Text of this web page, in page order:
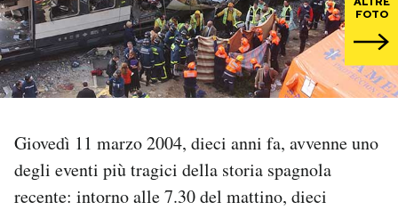
PODCAST
NEWSLETTER
I MIEI PREFERITI
SHOP
FOTO
Giovedì 11 marzo 2004, dieci anni fa, avvenne uno
degli eventi più tragici della storia spagnola
recente: intorno alle 7.30 del mattino, dieci